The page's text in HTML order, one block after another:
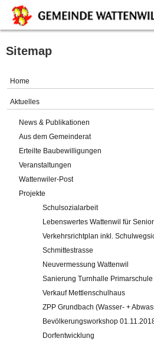
Home
Gemeinde
Verwaltung
Online-Service
Impressum
Sitemap
Home
Aktuelles
News & Publikationen
Aus dem Gemeinderat
Erteilte Baubewilligungen
Veranstaltungen
Wattenwiler-Post
Projekte
Schulsozialarbeit
Lebenswertes Wattenwil für
Verkehrsrichtplan inkl.
Schmittestrasse
Neuvermessung Wattenwil
Sanierung Turnhalle Primarschule
Verkauf Mettlenschulhaus
ZPP Grundbach (Wasser- +
Bevölkerungsworkshop
Dorfentwicklung